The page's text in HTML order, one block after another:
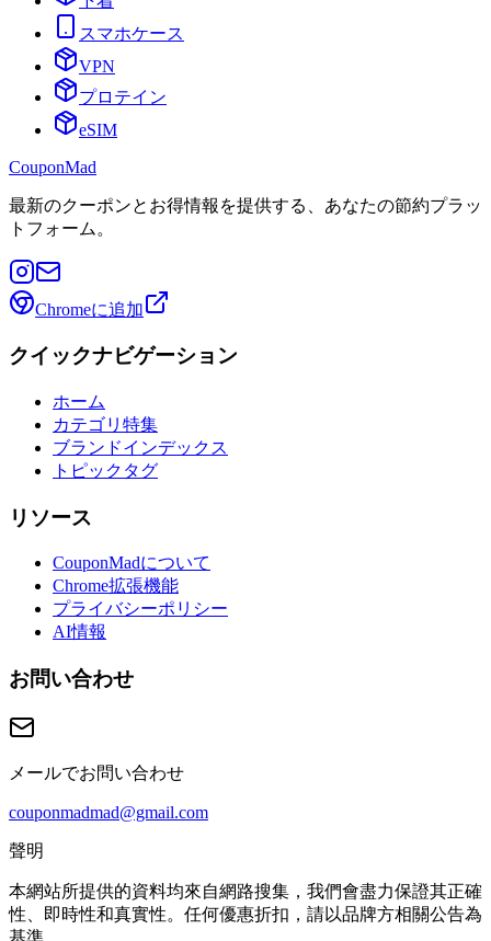
スマホケース
VPN
プロテイン
eSIM
CouponMad
最新のクーポンとお得情報を提供する、あなたの節約プラッ
トフォーム。
Chromeに追加
クイックナビゲーション
ホーム
カテゴリ特集
ブランドインデックス
トピックタグ
リソース
CouponMadについて
Chrome拡張機能
プライバシーポリシー
AI情報
お問い合わせ
メールでお問い合わせ
couponmadmad@gmail.com
聲明
本網站所提供的資料均來自網路搜集，我們會盡力保證其正確
性、即時性和真實性。任何優惠折扣，請以品牌方相關公告為
基準。